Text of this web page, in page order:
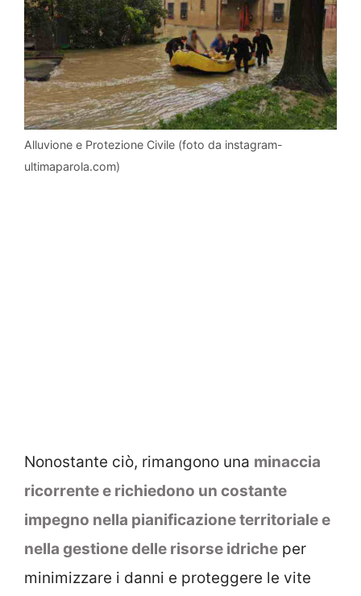
Alluvione e Protezione Civile (foto da instagram-
ultimaparola.com)
Nonostante ciò, rimangono una minaccia
ricorrente e richiedono un costante
impegno nella pianificazione territoriale e
nella gestione delle risorse idriche per
minimizzare i danni e proteggere le vite